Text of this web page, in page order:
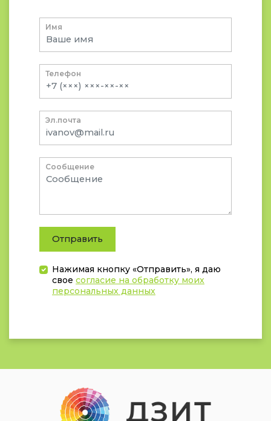
Имя
Телефон
Эл.почта
Сообщение
Отправить
Нажимая кнопку «Отправить», я даю
свое согласие на обработку моих
персональных данных